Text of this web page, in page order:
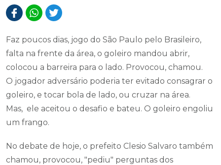
Faz poucos dias, jogo do São Paulo pelo Brasileiro,
falta na frente da área, o goleiro mandou abrir,
colocou a barreira para o lado. Provocou, chamou.
O jogador adversário poderia ter evitado consagrar o
goleiro, e tocar bola de lado, ou cruzar na área.
Mas, ele aceitou o desafio e bateu. O goleiro engoliu
um frango.
No debate de hoje, o prefeito Clesio Salvaro também
chamou, provocou, "pediu" perguntas dos